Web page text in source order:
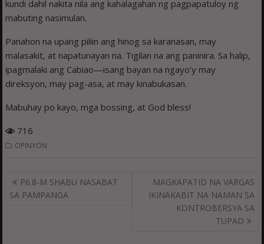
kundi dahil nakita nila ang kahalagahan ng pagpapatuloy ng
mabuting nasimulan.
Panahon na upang piliin ang hinog sa karanasan, may
malasakit, at napatunayan na. Tigilan na ang paninira. Sa halip,
ipagmalaki ang Cabiao—isang bayan na ngayo’y may
direksyon, may pag-asa, at may kinabukasan.
Mabuhay po kayo, mga bossing, at God bless!
716
OPINYON
Post
navigation
P6.8-M SHABU NASABAT
SA PAMPANGA
MAGKAPATID NA VARGAS
IKINAKABIT NA NAMAN SA
KONTROBERSYA SA
TUPAD